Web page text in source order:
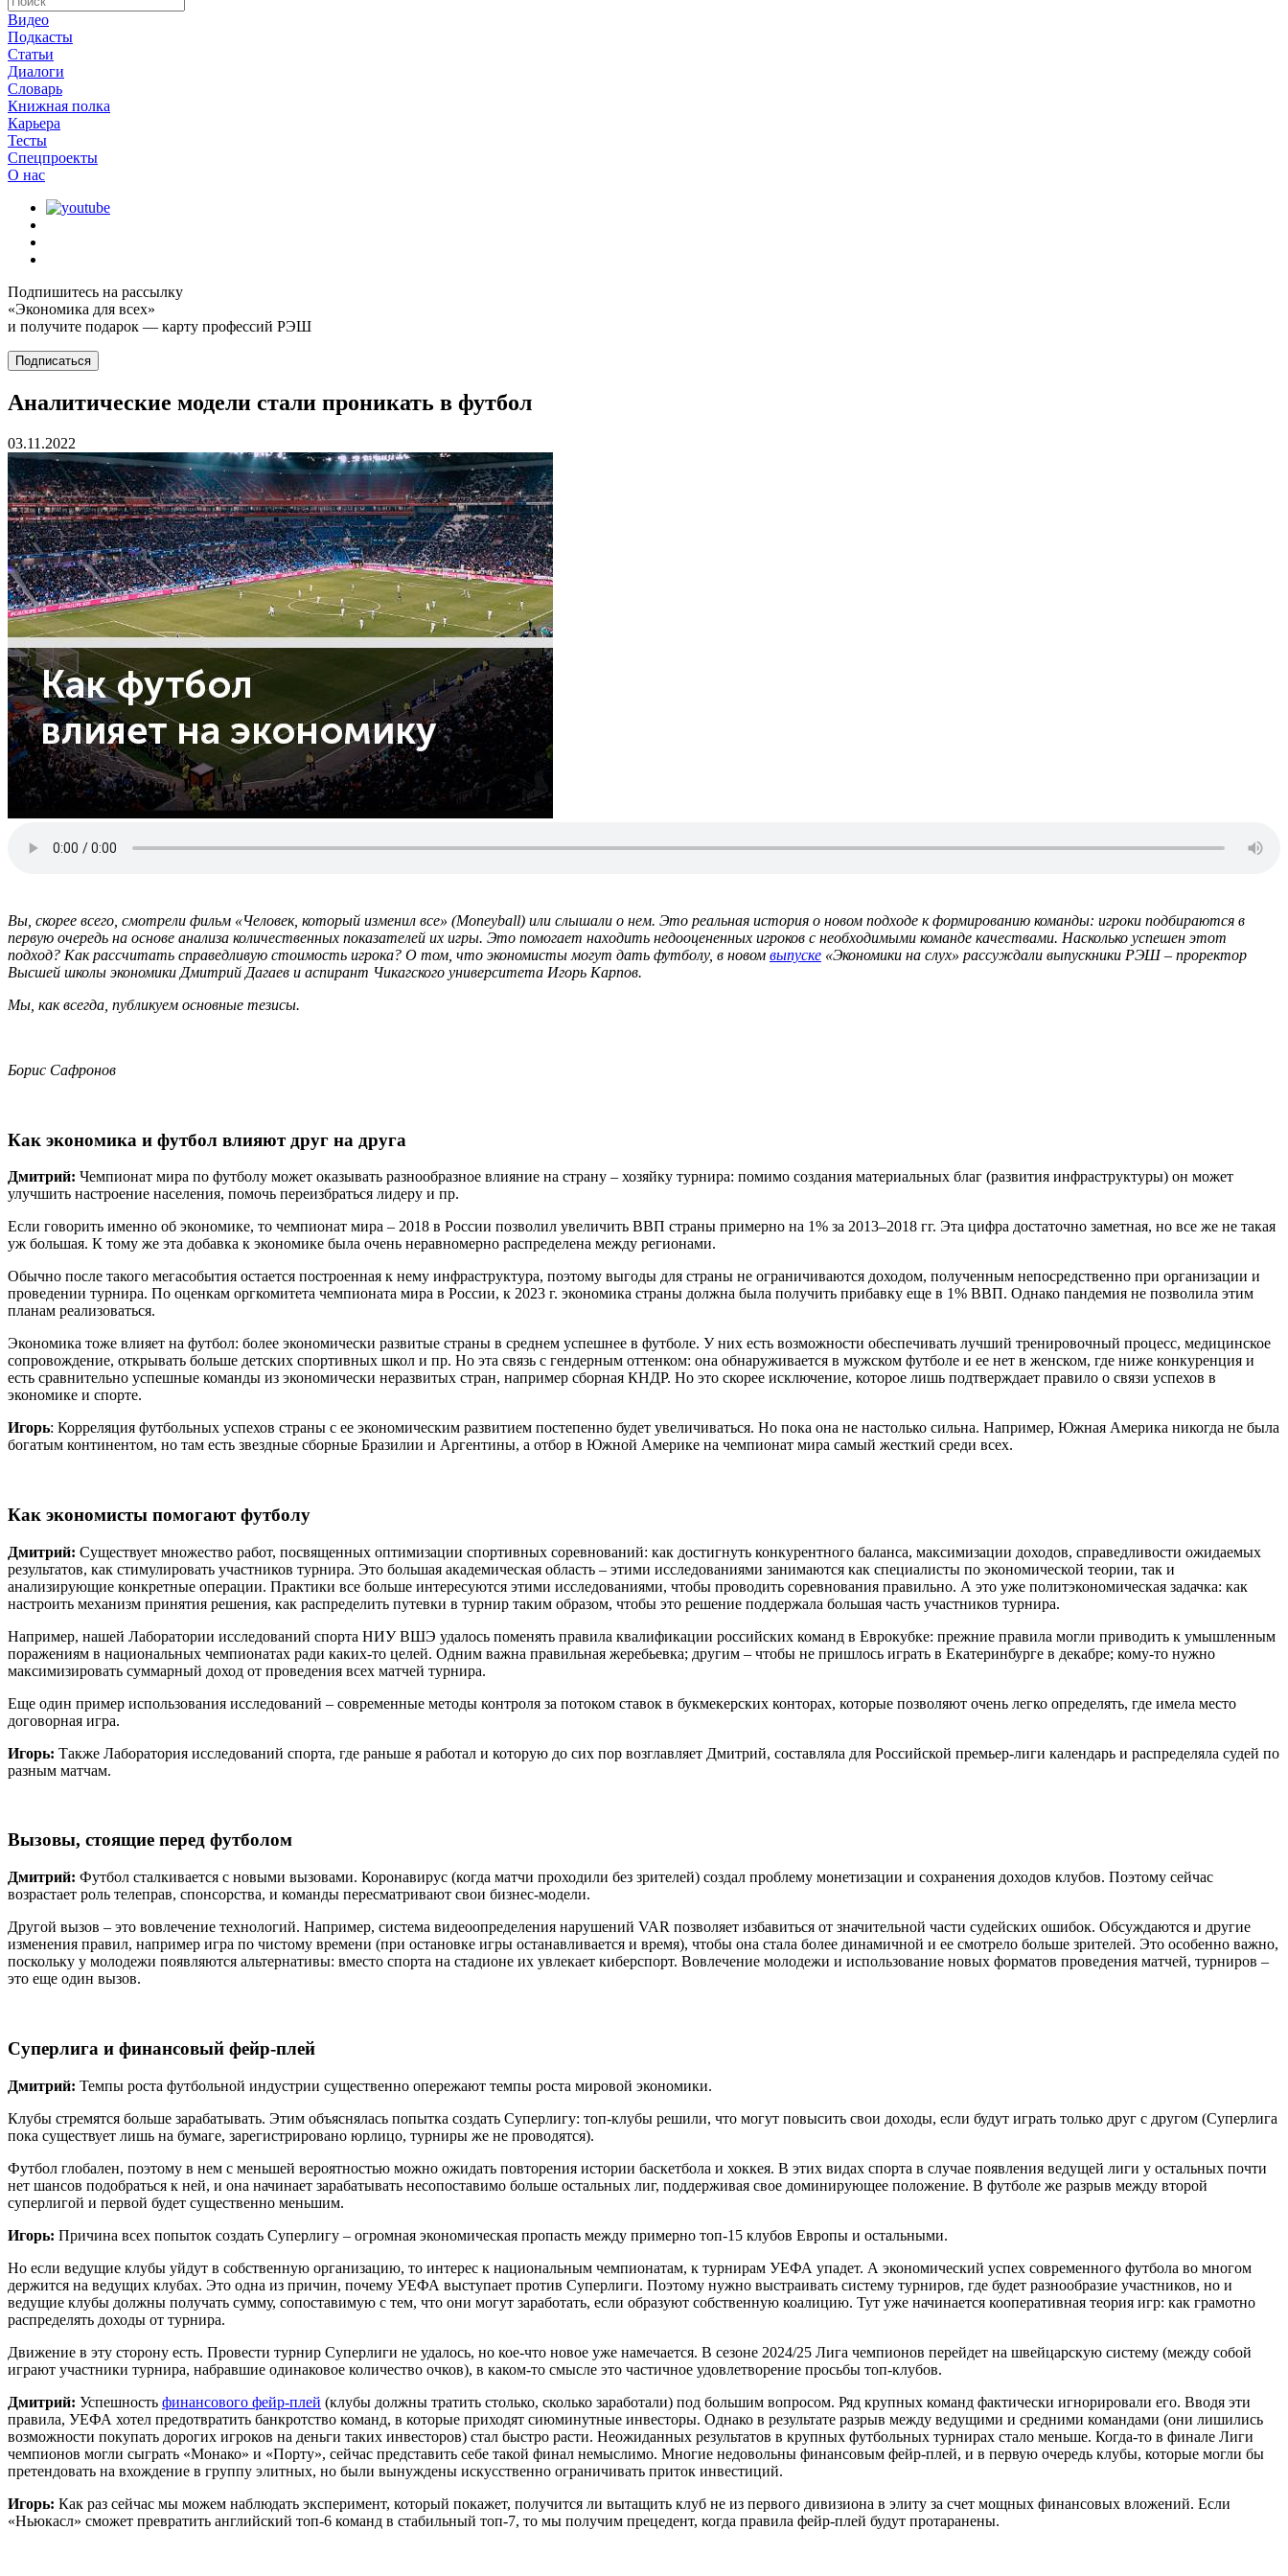
Видео
Подкасты
Статьи
Диалоги
Словарь
Книжная полка
Карьера
Тесты
Спецпроекты
О наc
Подпишитесь на рассылку
«Экономика для всех»
и получите подарок — карту профессий РЭШ
Подписаться
Аналитические модели стали проникать в футбол
03.11.2022
Вы, скорее всего, смотрели фильм «Человек, который изменил все» (Moneyball) или слышали о нем. Это реальная история о новом подходе к формированию команды: игроки подбираются в
первую очередь на основе анализа количественных показателей их игры. Это помогает находить недооцененных игроков с необходимыми команде качествами. Насколько успешен этот
подход? Как рассчитать справедливую стоимость игрока? О том, что экономисты могут дать футболу, в новом выпуске «Экономики на слух» рассуждали выпускники РЭШ – проректор
Высшей школы экономики Дмитрий Дагаев и аспирант Чикагского университета Игорь Карпов.
Мы, как всегда, публикуем основные тезисы.
Борис Сафронов
Как экономика и футбол влияют друг на друга
Дмитрий: Чемпионат мира по футболу может оказывать разнообразное влияние на страну – хозяйку турнира: помимо создания материальных благ (развития инфраструктуры) он может
улучшить настроение населения, помочь переизбраться лидеру и пр.
Если говорить именно об экономике, то чемпионат мира – 2018 в России позволил увеличить ВВП страны примерно на 1% за 2013–2018 гг. Эта цифра достаточно заметная, но все же не такая
уж большая. К тому же эта добавка к экономике была очень неравномерно распределена между регионами.
Обычно после такого мегасобытия остается построенная к нему инфраструктура, поэтому выгоды для страны не ограничиваются доходом, полученным непосредственно при организации и
проведении турнира. По оценкам оргкомитета чемпионата мира в России, к 2023 г. экономика страны должна была получить прибавку еще в 1% ВВП. Однако пандемия не позволила этим
планам реализоваться.
Экономика тоже влияет на футбол: более экономически развитые страны в среднем успешнее в футболе. У них есть возможности обеспечивать лучший тренировочный процесс, медицинское
сопровождение, открывать больше детских спортивных школ и пр. Но эта связь с гендерным оттенком: она обнаруживается в мужском футболе и ее нет в женском, где ниже конкуренция и
есть сравнительно успешные команды из экономически неразвитых стран, например сборная КНДР. Но это скорее исключение, которое лишь подтверждает правило о связи успехов в
экономике и спорте.
Игорь: Корреляция футбольных успехов страны с ее экономическим развитием постепенно будет увеличиваться. Но пока она не настолько сильна. Например, Южная Америка никогда не была
богатым континентом, но там есть звездные сборные Бразилии и Аргентины, а отбор в Южной Америке на чемпионат мира самый жесткий среди всех.
Как экономисты помогают футболу
Дмитрий: Существует множество работ, посвященных оптимизации спортивных соревнований: как достигнуть конкурентного баланса, максимизации доходов, справедливости ожидаемых
результатов, как стимулировать участников турнира. Это большая академическая область – этими исследованиями занимаются как специалисты по экономической теории, так и
анализирующие конкретные операции. Практики все больше интересуются этими исследованиями, чтобы проводить соревнования правильно. А это уже политэкономическая задачка: как
настроить механизм принятия решения, как распределить путевки в турнир таким образом, чтобы это решение поддержала большая часть участников турнира.
Например, нашей Лаборатории исследований спорта НИУ ВШЭ удалось поменять правила квалификации российских команд в Еврокубке: прежние правила могли приводить к умышленным
поражениям в национальных чемпионатах ради каких-то целей. Одним важна правильная жеребьевка; другим – чтобы не пришлось играть в Екатеринбурге в декабре; кому-то нужно
максимизировать суммарный доход от проведения всех матчей турнира.
Еще один пример использования исследований – современные методы контроля за потоком ставок в букмекерских конторах, которые позволяют очень легко определять, где имела место
договорная игра.
Игорь: Также Лаборатория исследований спорта, где раньше я работал и которую до сих пор возглавляет Дмитрий, составляла для Российской премьер-лиги календарь и распределяла судей по
разным матчам.
Вызовы, стоящие перед футболом
Дмитрий: Футбол сталкивается с новыми вызовами. Коронавирус (когда матчи проходили без зрителей) создал проблему монетизации и сохранения доходов клубов. Поэтому сейчас
возрастает роль телеправ, спонсорства, и команды пересматривают свои бизнес-модели.
Другой вызов – это вовлечение технологий. Например, система видеоопределения нарушений VAR позволяет избавиться от значительной части судейских ошибок. Обсуждаются и другие
изменения правил, например игра по чистому времени (при остановке игры останавливается и время), чтобы она стала более динамичной и ее смотрело больше зрителей. Это особенно важно,
поскольку у молодежи появляются альтернативы: вместо спорта на стадионе их увлекает киберспорт. Вовлечение молодежи и использование новых форматов проведения матчей, турниров –
это еще один вызов.
Суперлига и финансовый фейр-плей
Дмитрий: Темпы роста футбольной индустрии существенно опережают темпы роста мировой экономики.
Клубы стремятся больше зарабатывать. Этим объяснялась попытка создать Суперлигу: топ-клубы решили, что могут повысить свои доходы, если будут играть только друг с другом (Суперлига
пока существует лишь на бумаге, зарегистрировано юрлицо, турниры же не проводятся).
Футбол глобален, поэтому в нем с меньшей вероятностью можно ожидать повторения истории баскетбола и хоккея. В этих видах спорта в случае появления ведущей лиги у остальных почти
нет шансов подобраться к ней, и она начинает зарабатывать несопоставимо больше остальных лиг, поддерживая свое доминирующее положение. В футболе же разрыв между второй
суперлигой и первой будет существенно меньшим.
Игорь: Причина всех попыток создать Суперлигу – огромная экономическая пропасть между примерно топ-15 клубов Европы и остальными.
Но если ведущие клубы уйдут в собственную организацию, то интерес к национальным чемпионатам, к турнирам УЕФА упадет. А экономический успех современного футбола во многом
держится на ведущих клубах. Это одна из причин, почему УЕФА выступает против Суперлиги. Поэтому нужно выстраивать систему турниров, где будет разнообразие участников, но и
ведущие клубы должны получать сумму, сопоставимую с тем, что они могут заработать, если образуют собственную коалицию. Тут уже начинается кооперативная теория игр: как грамотно
распределять доходы от турнира.
Движение в эту сторону есть. Провести турнир Суперлиги не удалось, но кое-что новое уже намечается. В сезоне 2024/25 Лига чемпионов перейдет на швейцарскую систему (между собой
играют участники турнира, набравшие одинаковое количество очков), в каком-то смысле это частичное удовлетворение просьбы топ-клубов.
Дмитрий: Успешность финансового фейр-плей (клубы должны тратить столько, сколько заработали) под большим вопросом. Ряд крупных команд фактически игнорировали его. Вводя эти
правила, УЕФА хотел предотвратить банкротство команд, в которые приходят сиюминутные инвесторы. Однако в результате разрыв между ведущими и средними командами (они лишились
возможности покупать дорогих игроков на деньги таких инвесторов) стал быстро расти. Неожиданных результатов в крупных футбольных турнирах стало меньше. Когда-то в финале Лиги
чемпионов могли сыграть «Монако» и «Порту», сейчас представить себе такой финал немыслимо. Многие недовольны финансовым фейр-плей, и в первую очередь клубы, которые могли бы
претендовать на вхождение в группу элитных, но были вынуждены искусственно ограничивать приток инвестиций.
Игорь: Как раз сейчас мы можем наблюдать эксперимент, который покажет, получится ли вытащить клуб не из первого дивизиона в элиту за счет мощных финансовых вложений. Если
«Ньюкасл» сможет превратить английский топ-6 команд в стабильный топ-7, то мы получим прецедент, когда правила фейр-плей будут протаранены.